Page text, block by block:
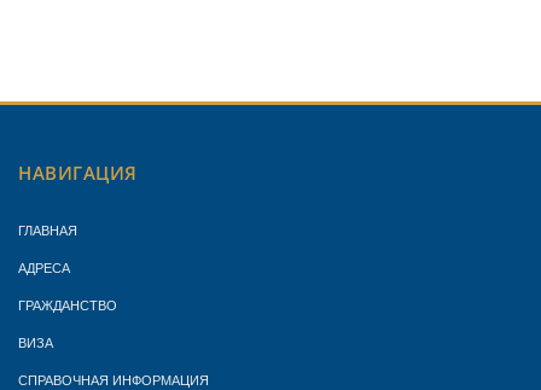
НАВИГАЦИЯ
ГЛАВНАЯ
АДРЕСА
ГРАЖДАНСТВО
ВИЗА
СПРАВОЧНАЯ ИНФОРМАЦИЯ